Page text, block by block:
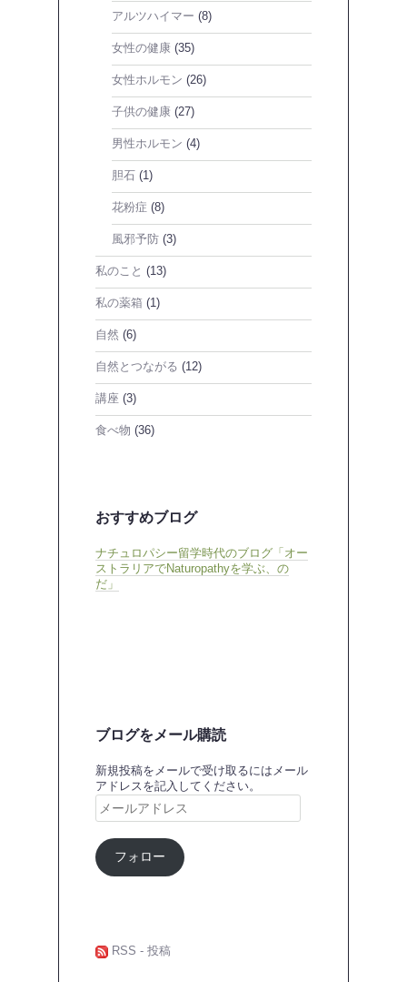
アルツハイマー (8)
女性の健康 (35)
女性ホルモン (26)
子供の健康 (27)
男性ホルモン (4)
胆石 (1)
花粉症 (8)
風邪予防 (3)
私のこと (13)
私の薬箱 (1)
自然 (6)
自然とつながる (12)
講座 (3)
食べ物 (36)
おすすめブログ
ナチュロパシー留学時代のブログ「オー
ストラリアでNaturopathyを学ぶ、の
だ」
ブログをメール購読
新規投稿をメールで受け取るにはメール
アドレスを記入してください。
ー
ア
ド
レ
フォロー
RSS - 投稿